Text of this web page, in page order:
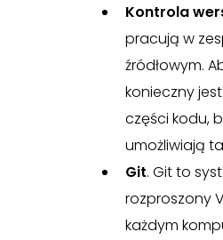
Kontrola
pracują w
źródłowym.
konieczny
części kodu,
umożliwiają
Git. Git to
rozproszony
każdym